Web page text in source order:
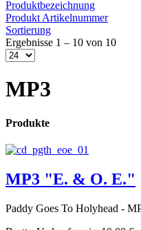
Produktbezeichnung
Produkt Artikelnummer
Sortierung
Ergebnisse 1 – 10 von 10
MP3
Produkte
MP3 "E. & O. E."
Paddy Goes To Holyhead -